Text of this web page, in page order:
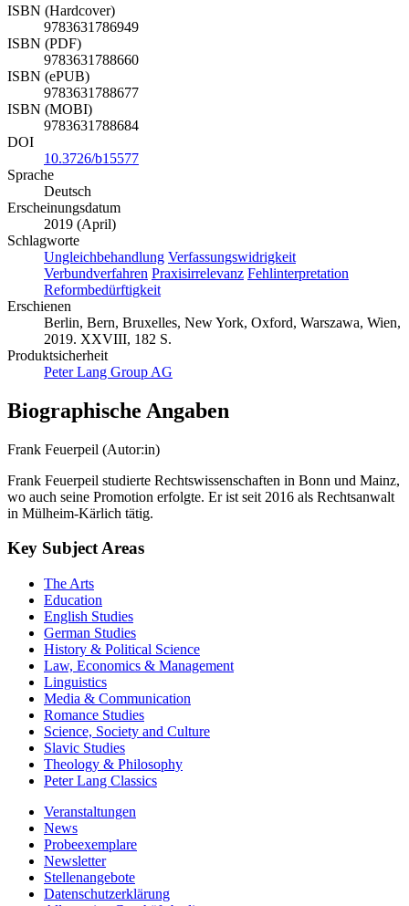
ISBN (Hardcover)
9783631786949
ISBN (PDF)
9783631788660
ISBN (ePUB)
9783631788677
ISBN (MOBI)
9783631788684
DOI
10.3726/b15577
Sprache
Deutsch
Erscheinungsdatum
2019 (April)
Schlagworte
Ungleichbehandlung Verfassungswidrigkeit
Verbundverfahren Praxisirrelevanz Fehlinterpretation
Reformbedürftigkeit
Erschienen
Berlin, Bern, Bruxelles, New York, Oxford, Warszawa, Wien,
2019. XXVIII, 182 S.
Produktsicherheit
Peter Lang Group AG
Biographische Angaben
Frank Feuerpeil (Autor:in)
Frank Feuerpeil studierte Rechtswissenschaften in Bonn und Mainz,
wo auch seine Promotion erfolgte. Er ist seit 2016 als Rechtsanwalt
in Mülheim-Kärlich tätig.
Key Subject Areas
The Arts
Education
English Studies
German Studies
History & Political Science
Law, Economics & Management
Linguistics
Media & Communication
Romance Studies
Science, Society and Culture
Slavic Studies
Theology & Philosophy
Peter Lang Classics
Veranstaltungen
News
Probeexemplare
Newsletter
Stellenangebote
Datenschutzerklärung